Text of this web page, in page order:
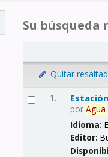
Su búsqueda
Quitar
1.
porAgua
Idioma:
Editor: